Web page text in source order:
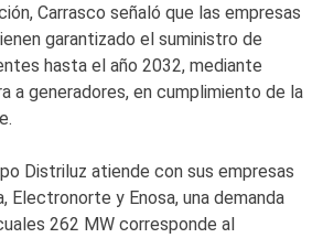
Carrasco señaló que las empresas
garantizado el suministro de
hasta el año 2032, mediante
a generadores, en cumplimiento de la
Distriluz atiende con sus empresas
Electronorte y Enosa, una demanda
262 MW corresponde al